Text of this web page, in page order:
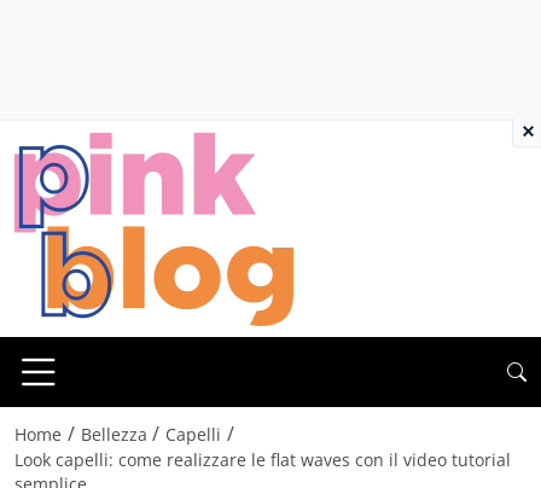
Home / Bellezza / Capelli /
Look capelli: come realizzare le flat waves con il video tutorial
×